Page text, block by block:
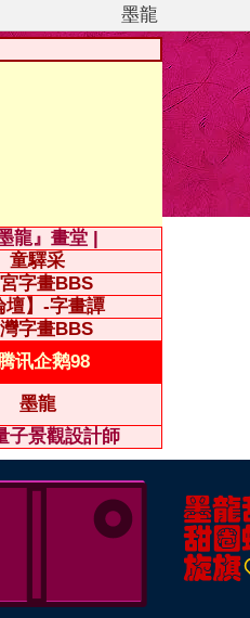
墨龍
墨龍』畫堂 |
童驛采
字畫BBS
壇】-字畫譚
字畫BBS
讯企鹅98
墨龍
子景觀設計師